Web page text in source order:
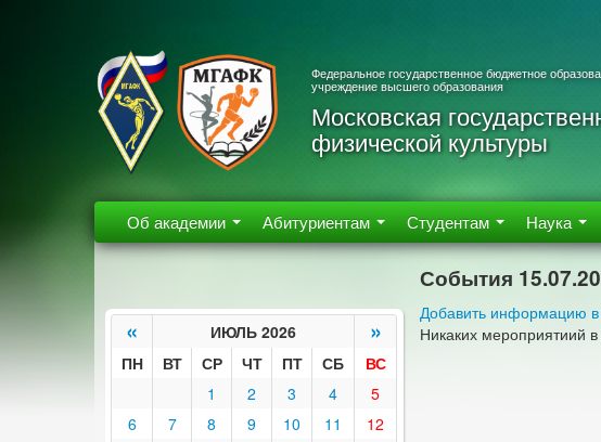
Федеральное государственное бюджетное
учреждение высшего образования
Московская
физической культуры
Об академии Абитуриентам Студентам Наука
« ИЮЛЬ 2026 »
ПН ВТ СР ЧТ ПТ СБ
ВС
1
2 3 4
5
6
7 8 9 10 11
12
События
Добавить информацию в
Никаких мероприятиий